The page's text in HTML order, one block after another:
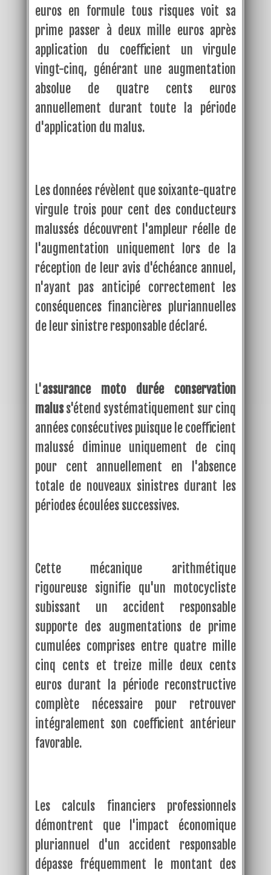
euros en formule tous risques voit sa
prime passer à deux mille euros après
application du coefficient un virgule
vingt-cinq, générant une augmentation
absolue de quatre cents euros
annuellement durant toute la période
d'application du malus.
Les données révèlent que soixante-quatre
virgule trois pour cent des conducteurs
malussés découvrent l'ampleur réelle de
l'augmentation uniquement lors de la
réception de leur avis d'échéance annuel,
n'ayant pas anticipé correctement les
conséquences financières pluriannuelles
de leur sinistre responsable déclaré.
L'assurance moto durée conservation
maluss'étend systématiquement sur cinq
années consécutives puisque le coefficient
malussé diminue uniquement de cinq
pour cent annuellement en l'absence
totale de nouveaux sinistres durant les
périodes écoulées successives.
Cette mécanique arithmétique
rigoureuse signifie qu'un motocycliste
subissant un accident responsable
supporte des augmentations de prime
cumulées comprises entre quatre mille
cinq cents et treize mille deux cents
euros durant la période reconstructive
complète nécessaire pour retrouver
intégralement son coefficient antérieur
favorable.
Les calculs financiers professionnels
démontrent que l'impact économique
pluriannuel d'un accident responsable
dépasse fréquemment le montant des